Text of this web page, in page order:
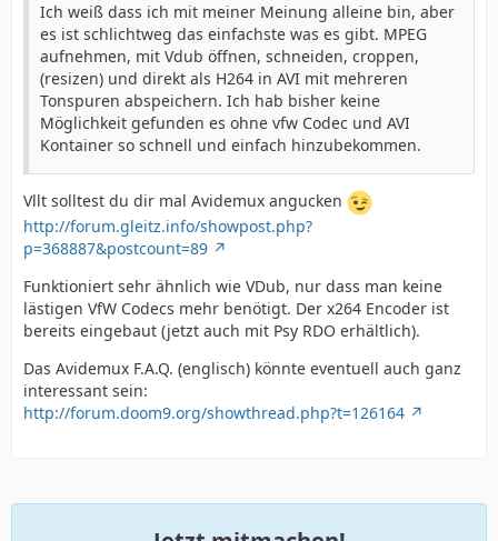
Ich weiß dass ich mit meiner Meinung alleine bin, aber
es ist schlichtweg das einfachste was es gibt. MPEG
aufnehmen, mit Vdub öffnen, schneiden, croppen,
(resizen) und direkt als H264 in AVI mit mehreren
Tonspuren abspeichern. Ich hab bisher keine
Möglichkeit gefunden es ohne vfw Codec und AVI
Kontainer so schnell und einfach hinzubekommen.
Vllt solltest du dir mal Avidemux angucken
http://forum.gleitz.info/showpost.php?
p=368887&postcount=89
Funktioniert sehr ähnlich wie VDub, nur dass man keine
lästigen VfW Codecs mehr benötigt. Der x264 Encoder ist
bereits eingebaut (jetzt auch mit Psy RDO erhältlich).
Das Avidemux F.A.Q. (englisch) könnte eventuell auch ganz
interessant sein:
http://forum.doom9.org/showthread.php?t=126164